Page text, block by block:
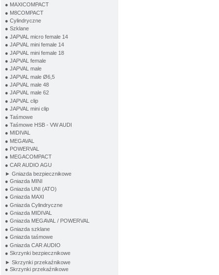
● MAXICOMPACT
● M8COMPACT
● Cylindryczne
● Szklane
● JAPVAL micro female 14
● JAPVAL mini female 14
● JAPVAL mini female 18
● JAPVAL female
● JAPVAL male
● JAPVAL male Ø6,5
● JAPVAL male 48
● JAPVAL male 62
● JAPVAL clip
● JAPVAL mini clip
● Taśmowe
● Taśmowe HSB - VW AUDI
● MIDIVAL
● MEGAVAL
● POWERVAL
● MEGACOMPACT
● CAR AUDIO AGU
► Gniazda bezpiecznikowe
● Gniazda MINI
● Gniazda UNI (ATO)
● Gniazda MAXI
● Gniazda Cylindryczne
● Gniazda MIDIVAL
● Gniazda MEGAVAL / POWERVAL
● Gniazda szklane
● Gniazda taśmowe
● Gniazda CAR AUDIO
● Skrzynki bezpiecznikowe
► Skrzynki przekaźnikowe
● Skrzynki przekaźnikowe